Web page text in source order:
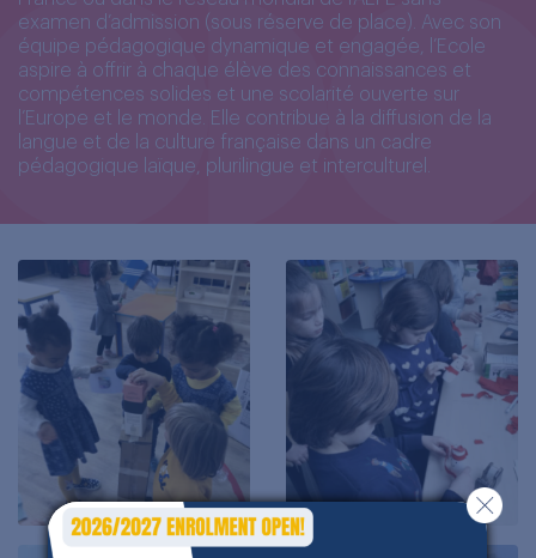
examen d’admission (sous réserve de place). Avec son
équipe pédagogique dynamique et engagée, l’Ecole
aspire à offrir à chaque élève des connaissances et
compétences solides et une scolarité ouverte sur
l’Europe et le monde. Elle contribue à la diffusion de la
langue et de la culture française dans un cadre
pédagogique laïque, plurilingue et interculturel.